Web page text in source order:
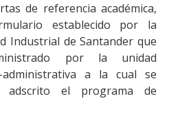
de referencia académica,
establecido por la
Industrial de Santander que
por la unidad
administrativa a la cual se
adscrito el programa de